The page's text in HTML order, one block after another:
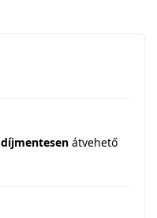
díjmentesen átvehető